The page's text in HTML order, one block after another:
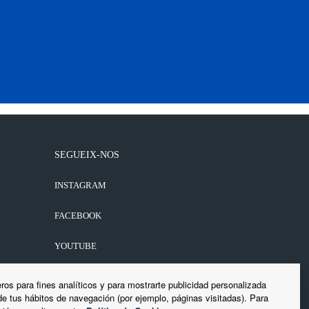
SEGUEIX-NOS
INSTAGRAM
FACEBOOK
YOUTUBE
para fines analíticos y para mostrarte publicidad personalizada
tus hábitos de navegación (por ejemplo, páginas visitadas). Para